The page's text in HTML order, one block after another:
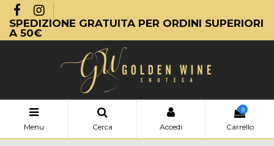
SPEDIZIONE GRATUITA PER ORDINI SUPERIORI
A 50€
Menu Cerca Accedi
0
Carrello